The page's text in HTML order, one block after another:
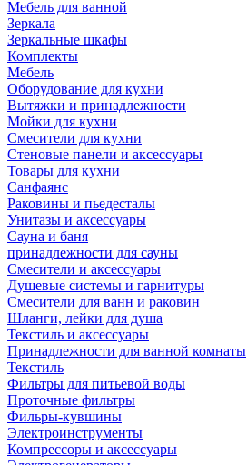
Мебель для ванной
Зеркала
Зеркальные шкафы
Комплекты
Мебель
Оборудование для кухни
Вытяжки и принадлежности
Мойки для кухни
Смесители для кухни
Стеновые панели и аксессуары
Товары для кухни
Санфаянс
Раковины и пьедесталы
Унитазы и аксессуары
Сауна и баня
принадлежности для сауны
Смесители и аксессуары
Душевые системы и гарнитуры
Смесители для ванн и раковин
Шланги, лейки для душа
Текстиль и аксессуары
Принадлежности для ванной комнаты
Текстиль
Фильтры для питьевой воды
Проточные фильтры
Фильры-кувшины
Электроинструменты
Компрессоры и аксессуары